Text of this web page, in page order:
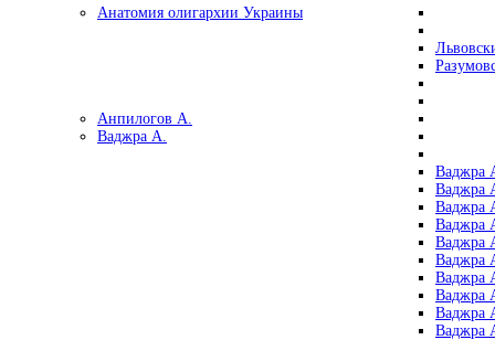
Анатомия олигархии Украины
Анпилогов А.
Ваджра А.
Ваджра
Ваджра
Ваджра
Ваджра
Ваджра
Ваджра
Ваджра
Ваджра
Ваджра
Ваджра